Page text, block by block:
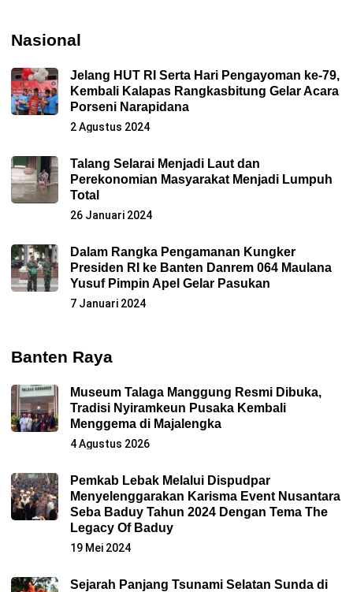
Nasional
Jelang HUT RI Serta Hari Pengayoman ke-79,
Kembali Kalapas Rangkasbitung Gelar Acara
Porseni Narapidana
2 Agustus 2024
Talang Selarai Menjadi Laut dan
Perekonomian Masyarakat Menjadi Lumpuh
Total
26 Januari 2024
Dalam Rangka Pengamanan Kungker
Presiden RI ke Banten Danrem 064 Maulana
Yusuf Pimpin Apel Gelar Pasukan
7 Januari 2024
Banten Raya
Museum Talaga Manggung Resmi Dibuka,
Tradisi Nyiramkeun Pusaka Kembali
Menggema di Majalengka
4 Agustus 2026
Pemkab Lebak Melalui Dispudpar
Menyelenggarakan Karisma Event Nusantara
Seba Baduy Tahun 2024 Dengan Tema The
Legacy Of Baduy
19 Mei 2024
Sejarah Panjang Tsunami Selatan Sunda di